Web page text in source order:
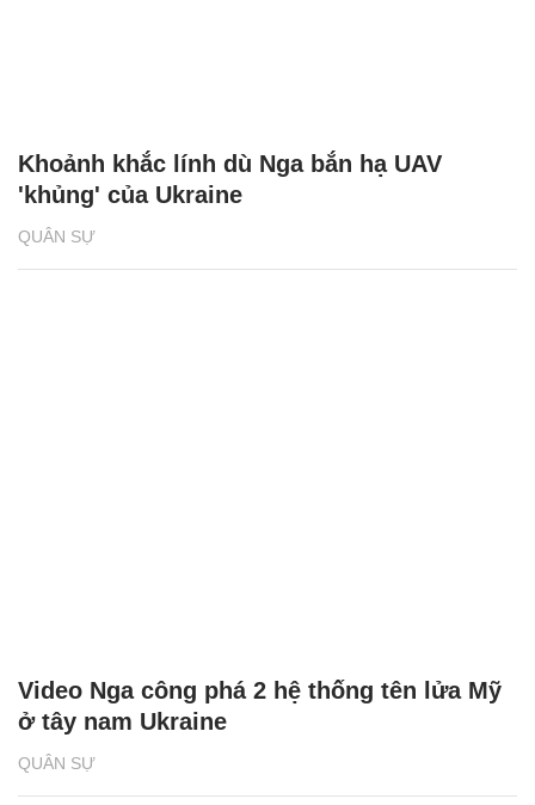
QUÂN SỰ
Khoảnh khắc lính dù Nga bắn hạ UAV
'khủng' của Ukraine
QUÂN SỰ
Video Nga công phá 2 hệ thống tên lửa Mỹ
ở tây nam Ukraine